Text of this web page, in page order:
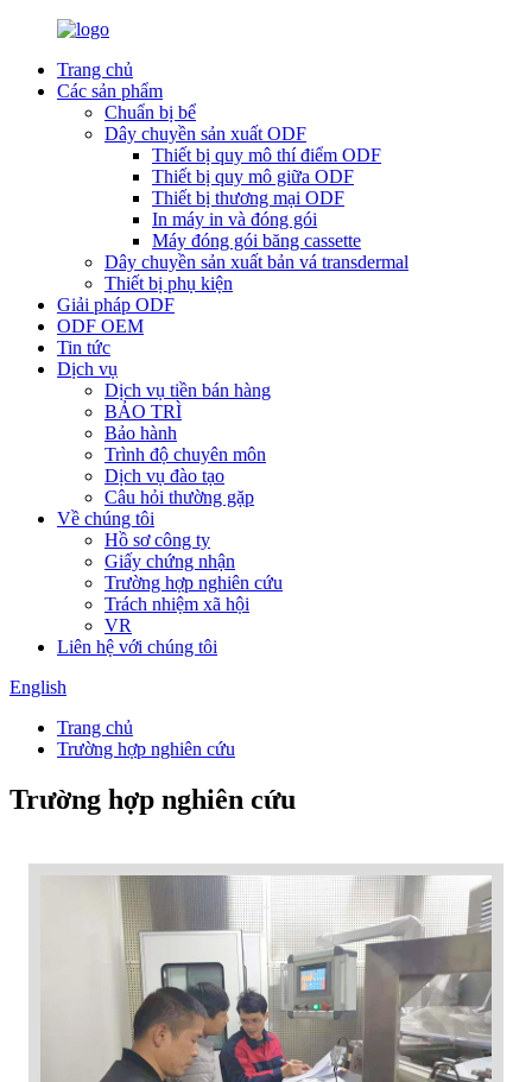
Trang chủ
Các sản phẩm
Chuẩn bị bể
Dây chuyền sản xuất ODF
Thiết bị quy mô thí điểm ODF
Thiết bị quy mô giữa ODF
Thiết bị thương mại ODF
In máy in và đóng gói
Máy đóng gói băng cassette
Dây chuyền sản xuất bản vá transdermal
Thiết bị phụ kiện
Giải pháp ODF
ODF OEM
Tin tức
Dịch vụ
Dịch vụ tiền bán hàng
BẢO TRÌ
Bảo hành
Trình độ chuyên môn
Dịch vụ đào tạo
Câu hỏi thường gặp
Về chúng tôi
Hồ sơ công ty
Giấy chứng nhận
Trường hợp nghiên cứu
Trách nhiệm xã hội
VR
Liên hệ với chúng tôi
English
Trang chủ
Trường hợp nghiên cứu
Trường hợp nghiên cứu